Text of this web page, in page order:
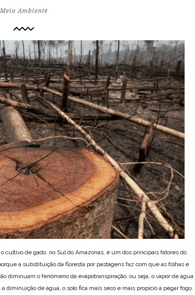
Meio Ambiente
cultivo de gado, no Sul do Amazonas, é um dos principais fatores do
a substituição da floresta por pastagens faz com que as folhas e
diminuam o fenômeno da evapotranspiração, ou seja, o vapor de água
diminuição de água, o solo fica mais seco e mais propício a pegar fogo.